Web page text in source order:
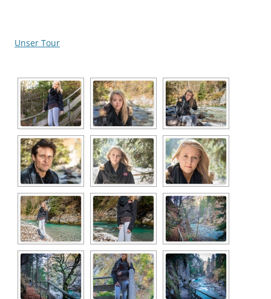
Unser Tour